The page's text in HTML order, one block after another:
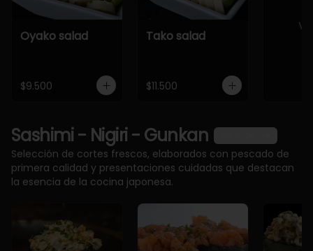
Oyako salad
$9.500
Tako salad
$11.500
Sashimi - Nigiri - Gunkan
Selección de cortes frescos, elaborados con pescado de
primera calidad y presentaciones cuidadas que destacan
la esencia de la cocina japonesa.